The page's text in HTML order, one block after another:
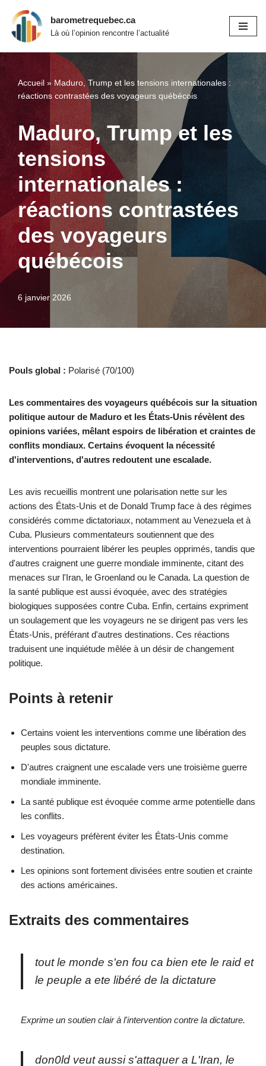
Aller
barometrequebec.ca
Là où l’opinion rencontre l’actualité
Accueil » Maduro, Trump et les tensions internationales :
réactions contrastées des voyageurs québécois
Maduro, Trump et les
tensions
internationales :
réactions contrastées
des voyageurs
québécois
6 janvier 2026
Pouls global : Polarisé (70/100)
Les commentaires des voyageurs québécois sur la situation
politique autour de Maduro et les États-Unis révèlent des
opinions variées, mêlant espoirs de libération et craintes de
conflits mondiaux. Certains évoquent la nécessité
d'interventions, d'autres redoutent une escalade.
Les avis recueillis montrent une polarisation nette sur les
actions des États-Unis et de Donald Trump face à des régimes
considérés comme dictatoriaux, notamment au Venezuela et à
Cuba. Plusieurs commentateurs soutiennent que des
interventions pourraient libérer les peuples opprimés, tandis que
d'autres craignent une guerre mondiale imminente, citant des
menaces sur l'Iran, le Groenland ou le Canada. La question de
la santé publique est aussi évoquée, avec des stratégies
biologiques supposées contre Cuba. Enfin, certains expriment
un soulagement que les voyageurs ne se dirigent pas vers les
États-Unis, préférant d'autres destinations. Ces réactions
traduisent une inquiétude mêlée à un désir de changement
politique.
Points à retenir
Certains voient les interventions comme une libération des
peuples sous dictature.
D'autres craignent une escalade vers une troisième guerre
mondiale imminente.
La santé publique est évoquée comme arme potentielle dans
les conflits.
Les voyageurs préfèrent éviter les États-Unis comme
destination.
Les opinions sont fortement divisées entre soutien et crainte
des actions américaines.
Extraits des commentaires
tout le monde s'en fou ca bien ete le raid et
le peuple a ete libéré de la dictature
Exprime un soutien clair à l'intervention contre la dictature.
don0ld veut aussi s'attaquer a L'Iran, le